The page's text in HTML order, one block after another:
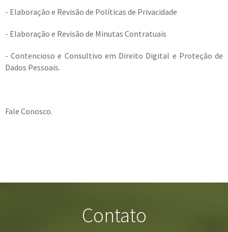
- Elaboração e Revisão de Políticas de Privacidade
- Elaboração e Revisão de Minutas Contratuais
- Contencioso e Consultivo em Direito Digital e Proteção de
Dados Pessoais.
Fale Conosco.
Contato